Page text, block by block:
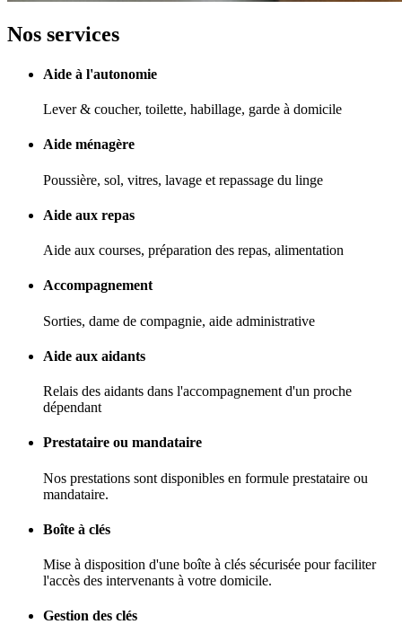
Nos services
Aide à l'autonomie
Lever & coucher, toilette, habillage, garde à domicile
Aide ménagère
Poussière, sol, vitres, lavage et repassage du linge
Aide aux repas
Aide aux courses, préparation des repas, alimentation
Accompagnement
Sorties, dame de compagnie, aide administrative
Aide aux aidants
Relais des aidants dans l'accompagnement d'un proche
dépendant
Prestataire ou mandataire
Nos prestations sont disponibles en formule prestataire ou
mandataire.
Boîte à clés
Mise à disposition d'une boîte à clés sécurisée pour faciliter
l'accès des intervenants à votre domicile.
Gestion des clés